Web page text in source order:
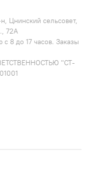
Цнинский сельсовет,
72А
8 до 17 часов. Заказы
"СТ-